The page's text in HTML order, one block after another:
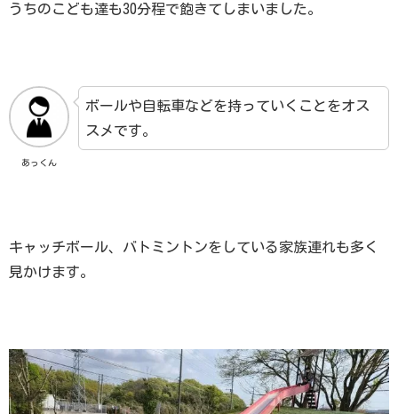
うちのこども達も30分程で飽きてしまいました。
あっくん
ボールや自転車などを持っていくことをオス
スメです。
キャッチボール、バトミントンをしている家族連れも多く
見かけます。